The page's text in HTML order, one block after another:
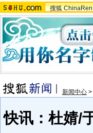
搜狐 ChinaRen
新闻中心 >
快讯：杜婧/